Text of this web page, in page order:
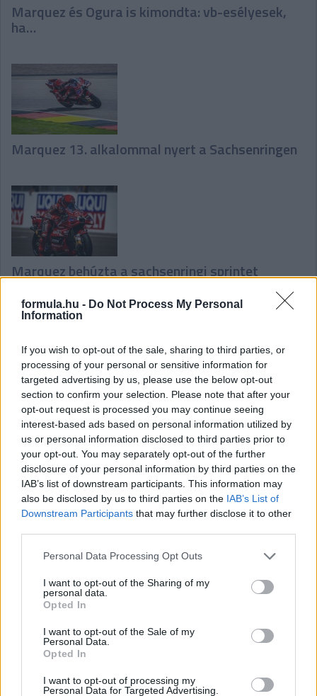
formula.hu - Do Not Process My Personal
Information
If you wish to opt-out of the sale, sharing to third parties, or
processing of your personal or sensitive information for
targeted advertising by us, please use the below opt-out
section to confirm your selection. Please note that after your
opt-out request is processed you may continue seeing
interest-based ads based on personal information utilized by
us or personal information disclosed to third parties prior to
your opt-out. You may separately opt-out of the further
disclosure of your personal information by third parties on the
IAB’s list of downstream participants. This information may
also be disclosed by us to third parties on the IAB’s List of
Downstream Participants that may further disclose it to other
Please note that this website/app uses one or more Google
not limited to your visit or usage behaviour. You may click to
grant or deny consent to Google and its third-party tags to
use your data for below specified purposes in below Google
consent section.
Personal Data Processing Opt Outs
I want to opt-out of the Sharing of my
personal data.
Opted In
I want to opt-out of the Sale of my
Personal Data.
Opted In
I want to opt-out of processing my
Personal Data for Targeted Advertising.
Marquez és Ogura is kimondta: vb-esélyesek,
ha…
Marquez 13. alkalommal nyert a Sachsenringen
Marquez behúzta a sachsenringi sprintet
Hallgasd meg a Formula Podcast
legfrissebb adását!
Kövess minket a Facebookon